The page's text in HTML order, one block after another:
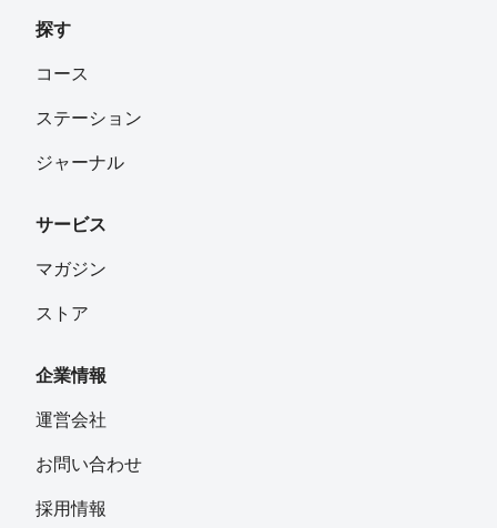
探す
コース
ステーション
ジャーナル
サービス
マガジン
ストア
企業情報
運営会社
お問い合わせ
採用情報